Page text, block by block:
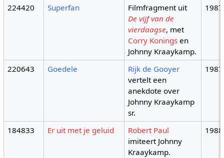
224420 Superfan
Filmfragment uit
De vijf van de
vierdaagse, met
Corry Konings en
Johnny Kraaykamp.
1987
220643 Goedele
Rijk de Gooyer
vertelt een
anekdote over
Johnny Kraaykamp
sr.
1987
184833 Er uit met je geluid
Robert Paul
imiteert Johnny
Kraaykamp.
1988